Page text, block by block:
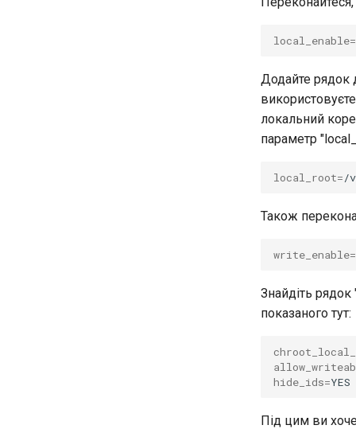
local_enable=
Додайте рядок
використовуєте
локальний
параметр
local_root=
Також
write_enable=
Знайдіть
показаного тут:
hide_ids=
Під цим ви